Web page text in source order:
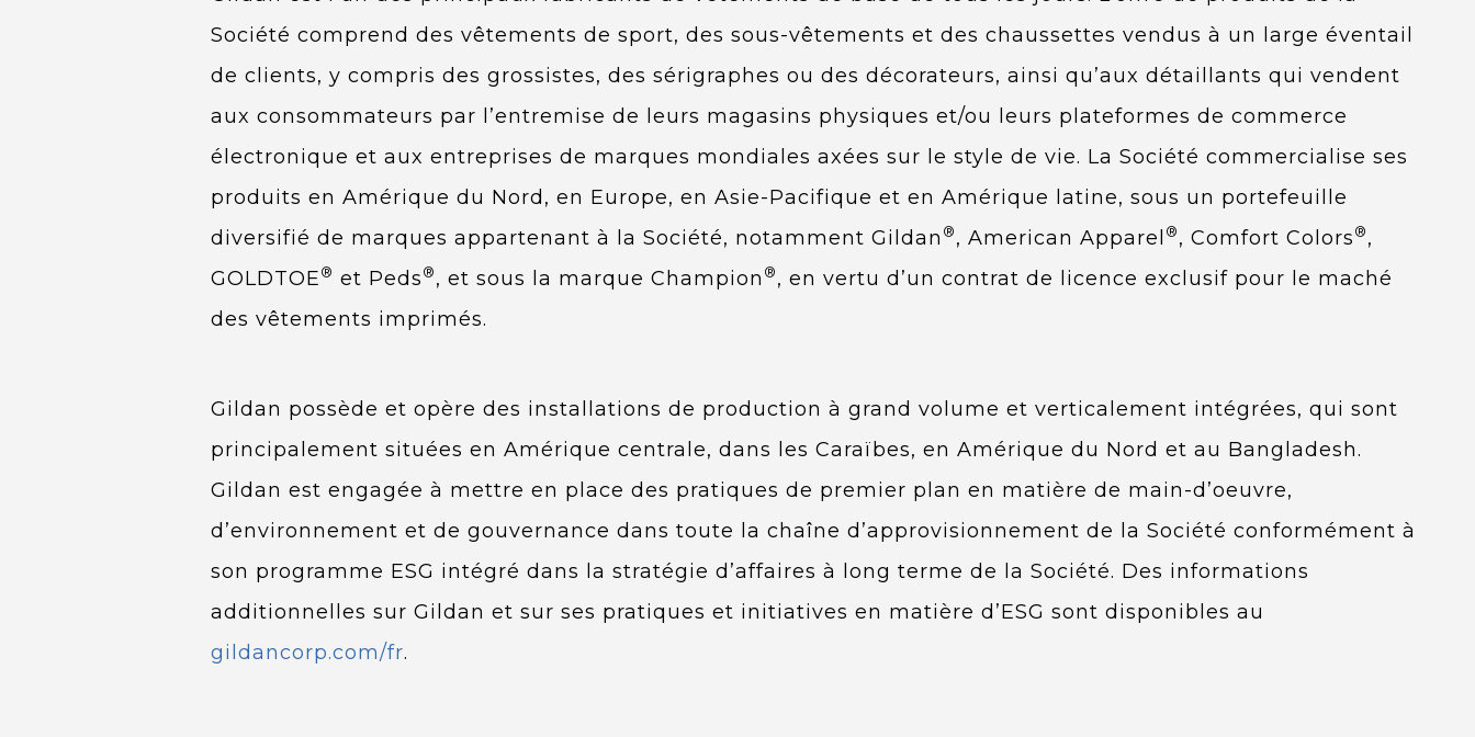
Société comprend des vêtements de sport, des sous-vêtements et des chaussettes vendus à un large éventail
de clients, y compris des grossistes, des sérigraphes ou des décorateurs, ainsi qu’aux détaillants qui vendent
aux consommateurs par l’entremise de leurs magasins physiques et/ou leurs plateformes de commerce
électronique et aux entreprises de marques mondiales axées sur le style de vie. La Société commercialise ses
produits en Amérique du Nord, en Europe, en Asie-Pacifique et en Amérique latine, sous un portefeuille
diversifié de marques appartenant à la Société, notamment Gildan ® , American Apparel ® , Comfort Colors ® ,
GOLDTOE ® et Peds ® , et sous la marque Champion ® , en vertu d’un contrat de licence exclusif pour le maché
des vêtements imprimés.
Gildan possède et opère des installations de production à grand volume et verticalement intégrées, qui sont
principalement situées en Amérique centrale, dans les Caraïbes, en Amérique du Nord et au Bangladesh.
Gildan est engagée à mettre en place des pratiques de premier plan en matière de main-d’oeuvre,
d’environnement et de gouvernance dans toute la chaîne d’approvisionnement de la Société conformément à
son programme ESG intégré dans la stratégie d’affaires à long terme de la Société. Des informations
additionnelles sur Gildan et sur ses pratiques et initiatives en matière d’ESG sont disponibles au
gildancorp.com/fr.